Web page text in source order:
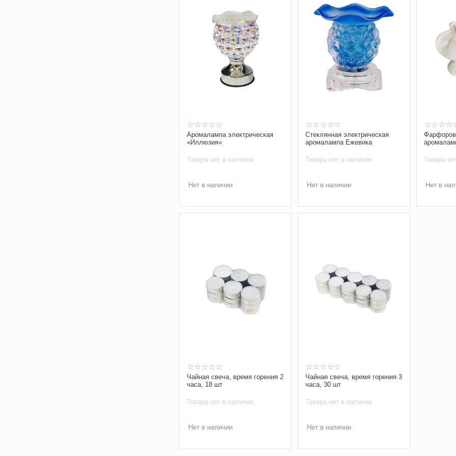
Аромалампа электрическая
«Иллюзия»
Товара нет в наличии
Нет в наличии
Стеклянная электрическая
аромалампа Ежевика
Товара нет в наличии
Нет в наличии
Товара
Нет в
Чайная свеча, время горения 2
часа, 18 шт
Товара нет в наличии
Нет в наличии
Чайная свеча, время горения 3
часа, 30 шт
Товара нет в наличии
Нет в наличии